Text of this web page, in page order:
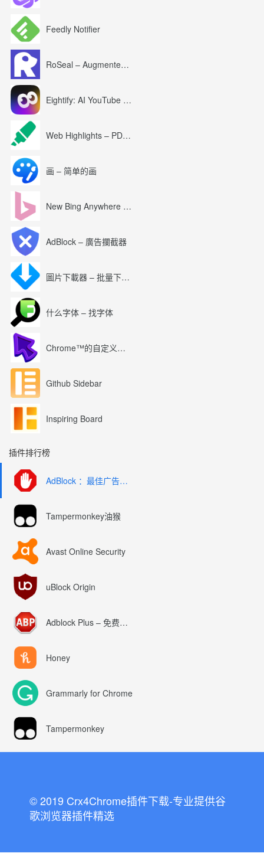
Feedly Notifier
RoSeal – Augmented Roblox Experience
Eightify: AI YouTube Summary with ChatGPT
Web Highlights – PDF & Web Highlighter
画 – 简单的画
New Bing Anywhere (Bing Chat GPT-4)
AdBlock – 廣告攔截器
圖片下載器 – 批量下載圖片
什么字体 – 找字体
Chrome™的自定义光标
Github Sidebar
Inspiring Board
插件排行榜
AdBlock ：最佳广告拦截工具
Tampermonkey油猴
Avast Online Security
uBlock Origin
Adblock Plus – 免费的广告拦截器
Honey
Grammarly for Chrome
Tampermonkey
© 2019 Crx4Chrome插件下载-专业提供谷
歌浏览器插件精选